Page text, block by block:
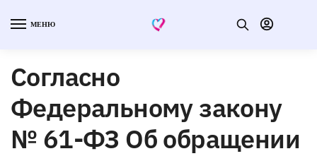
МЕНЮ
Согласно
Федеральному закону
№ 61-ФЗ Об обращении